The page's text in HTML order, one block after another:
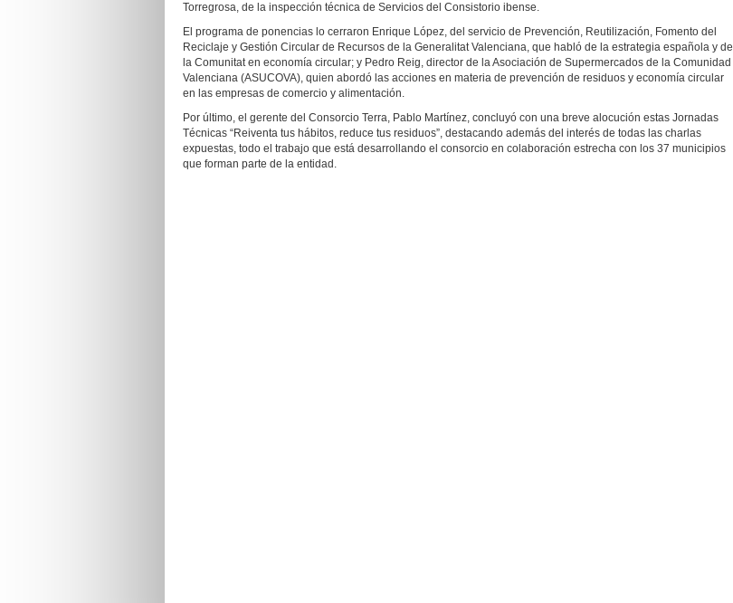
Torregrosa, de la inspección técnica de Servicios del Consistorio ibense.
El programa de ponencias lo cerraron Enrique López, del servicio de Prevención, Reutilización, Fomento del
Reciclaje y Gestión Circular de Recursos de la Generalitat Valenciana, que habló de la estrategia española y de
la Comunitat en economía circular; y Pedro Reig, director de la Asociación de Supermercados de la Comunidad
Valenciana (ASUCOVA), quien abordó las acciones en materia de prevención de residuos y economía circular
en las empresas de comercio y alimentación.
Por último, el gerente del Consorcio Terra, Pablo Martínez, concluyó con una breve alocución estas Jornadas
Técnicas “Reiventa tus hábitos, reduce tus residuos”, destacando además del interés de todas las charlas
expuestas, todo el trabajo que está desarrollando el consorcio en colaboración estrecha con los 37 municipios
que forman parte de la entidad.